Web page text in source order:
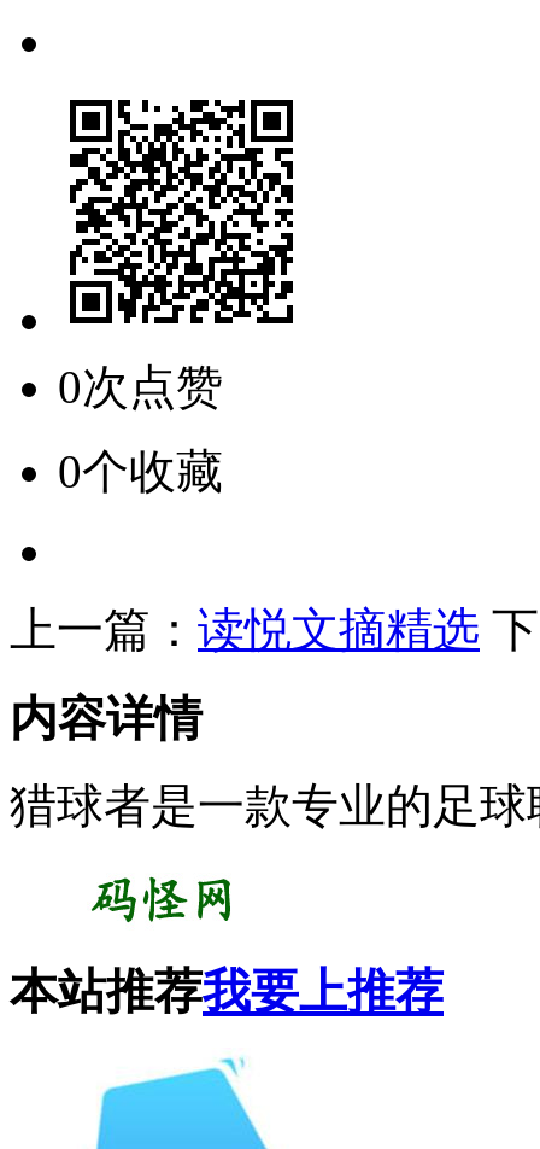
0次点赞
0个收藏
上一篇： 读悦文摘精选
内容详情
猎球者是一款专业的足
本站推荐我要上推荐